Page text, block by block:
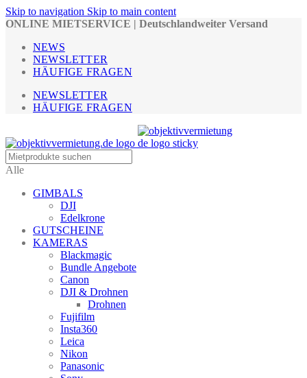
Skip to navigation Skip to main content
ONLINE MIETSERVICE | Deutschlandweiter Versand
NEWS
NEWSLETTER
HÄUFIGE FRAGEN
NEWSLETTER
HÄUFIGE FRAGEN
Alle
GIMBALS
DJI
Edelkrone
GUTSCHEINE
KAMERAS
Blackmagic
Bundle Angebote
Canon
DJI & Drohnen
Drohnen
Fujifilm
Insta360
Leica
Nikon
Panasonic